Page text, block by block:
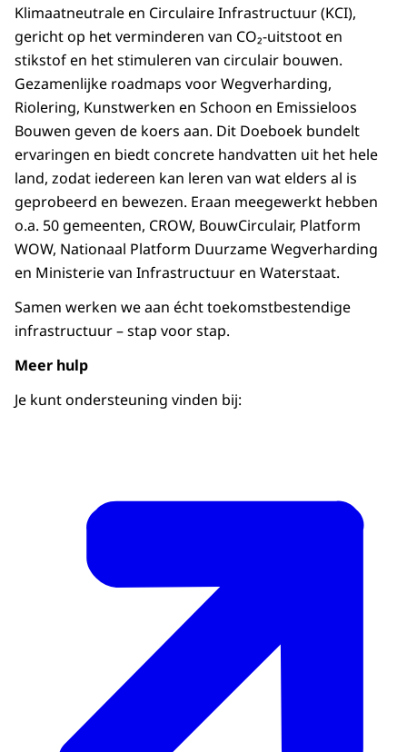
Klimaatneutrale en Circulaire Infrastructuur (KCI),
gericht op het verminderen van CO₂-uitstoot en
stikstof en het stimuleren van circulair bouwen.
Gezamenlijke roadmaps voor Wegverharding,
Riolering, Kunstwerken en Schoon en Emissieloos
Bouwen geven de koers aan. Dit Doeboek bundelt
ervaringen en biedt concrete handvatten uit het hele
land, zodat iedereen kan leren van wat elders al is
geprobeerd en bewezen. Eraan meegewerkt hebben
o.a. 50 gemeenten, CROW, BouwCirculair, Platform
WOW, Nationaal Platform Duurzame Wegverharding
en Ministerie van Infrastructuur en Waterstaat.
Samen werken we aan écht toekomstbestendige
infrastructuur – stap voor stap.
Meer hulp
Je kunt ondersteuning vinden bij: